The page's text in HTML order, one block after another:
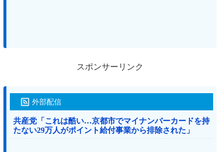
スポンサーリンク
外部配信
共産党「これは酷い…京都市でマイナンバーカードを持
たない29万人がポイント給付事業から排除された」